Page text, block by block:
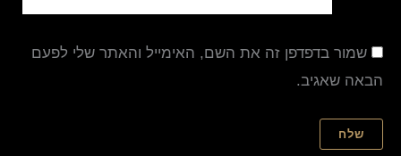
שמור בדפדפן זה את השם, האימייל והאתר שלי לפעם
הבאה שאגיב.